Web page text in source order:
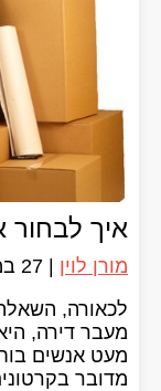
איך לבחור
מורן לוין 27 במרץ 2016
לכאורה,
מעבר דירה,
מעט אנשים
מדובר